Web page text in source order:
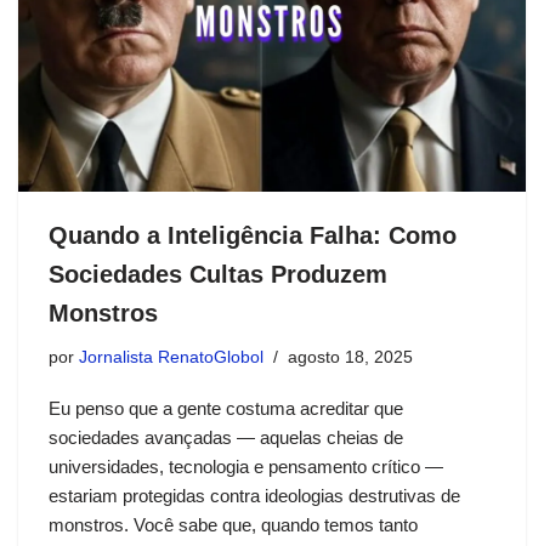
Quando a Inteligência Falha: Como
Sociedades Cultas Produzem
Monstros
por Jornalista RenatoGlobol agosto 18, 2025
Eu penso que a gente costuma acreditar que
sociedades avançadas — aquelas cheias de
universidades, tecnologia e pensamento crítico —
estariam protegidas contra ideologias destrutivas de
monstros. Você sabe que, quando temos tanto